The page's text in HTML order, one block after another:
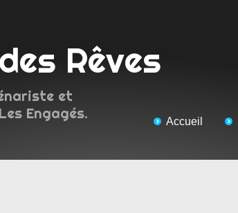
Rêves
et
Engagés.
Accueil